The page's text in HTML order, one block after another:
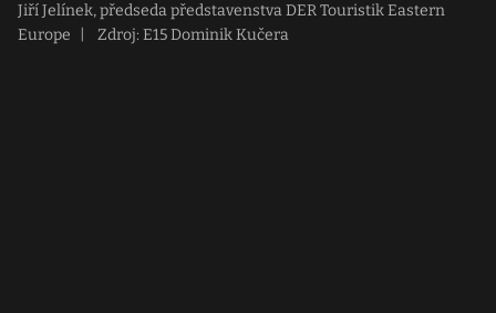
Jiří Jelínek, předseda představenstva DER Touristik Eastern
Europe
Zdroj: E15 Dominik Kučera